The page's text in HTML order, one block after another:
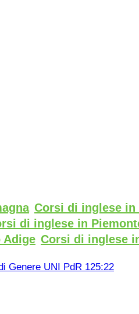
Corsi di inglese in
di inglese in
Adige Corsi di inglese
Genere UNI PdR 125:22